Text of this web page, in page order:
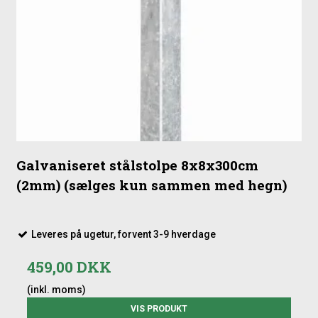
Galvaniseret stålstolpe 8x8x300cm
(2mm) (sælges kun sammen med hegn)
Leveres på ugetur, forvent 3-9 hverdage
459,00 DKK
(inkl. moms)
VIS PRODUKT